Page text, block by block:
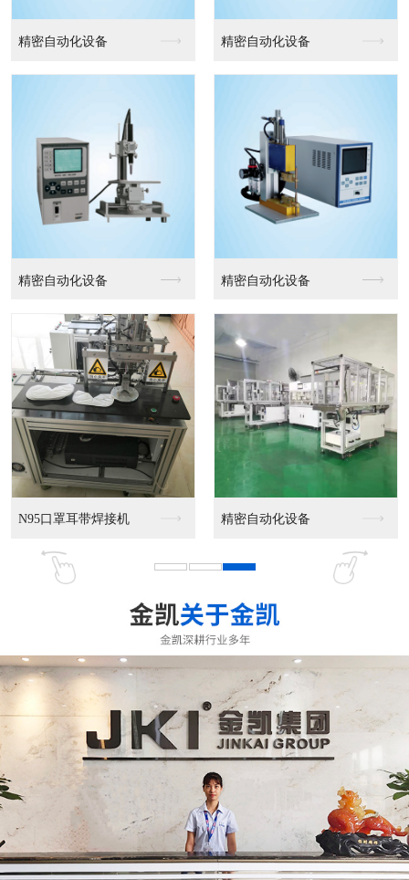
精密自动化设备 精密自动化设备
精密自动化设备 精密自动化设备
N95口罩耳带焊接机 精密自动化设备